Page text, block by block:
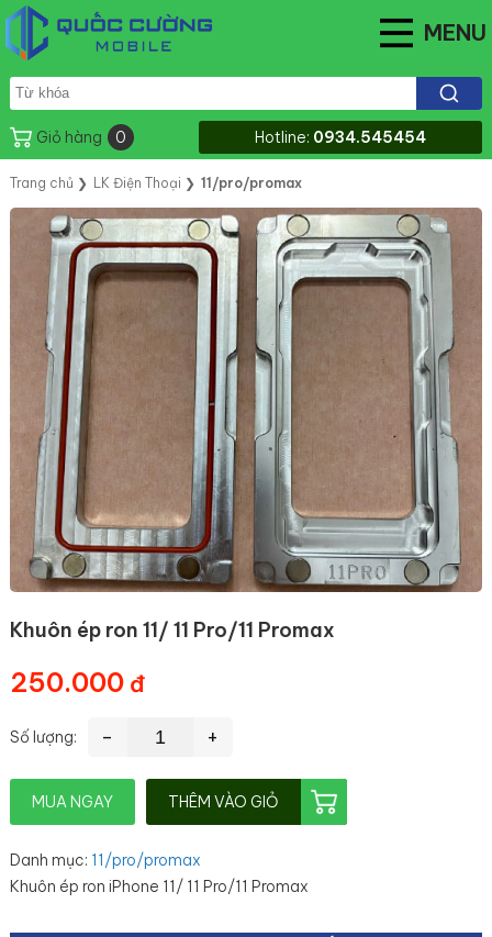
MENU
Giỏ hàng 0 Hotline: 0934.545454
Trang chủ ❯ LK Điện Thoại ❯ 11/pro/promax
Khuôn ép ron 11/ 11 Pro/11 Promax
250.000
Số lượng: - +
MUA NGAY THÊM VÀO GIỎ
Danh mục: 11/pro/promax
Khuôn ép ron iPhone 11/ 11 Pro/11 Promax